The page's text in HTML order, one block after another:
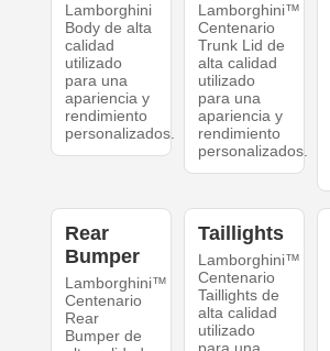
Lamborghini
Body de alta
calidad
utilizado
para una
apariencia y
rendimiento
personalizados.
Lamborghini™
Centenario
Trunk Lid de
alta calidad
utilizado
para una
apariencia y
rendimiento
personalizados.
Rear
Bumper
Lamborghini™
Centenario
Rear
Bumper de
Taillights
Lamborghini™
Centenario
Taillights de
alta calidad
utilizado